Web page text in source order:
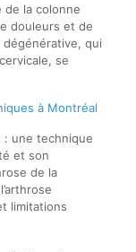
de la colonne
douleurs et de
qui
se
à Montréal
: une technique
et son
de la
limitations